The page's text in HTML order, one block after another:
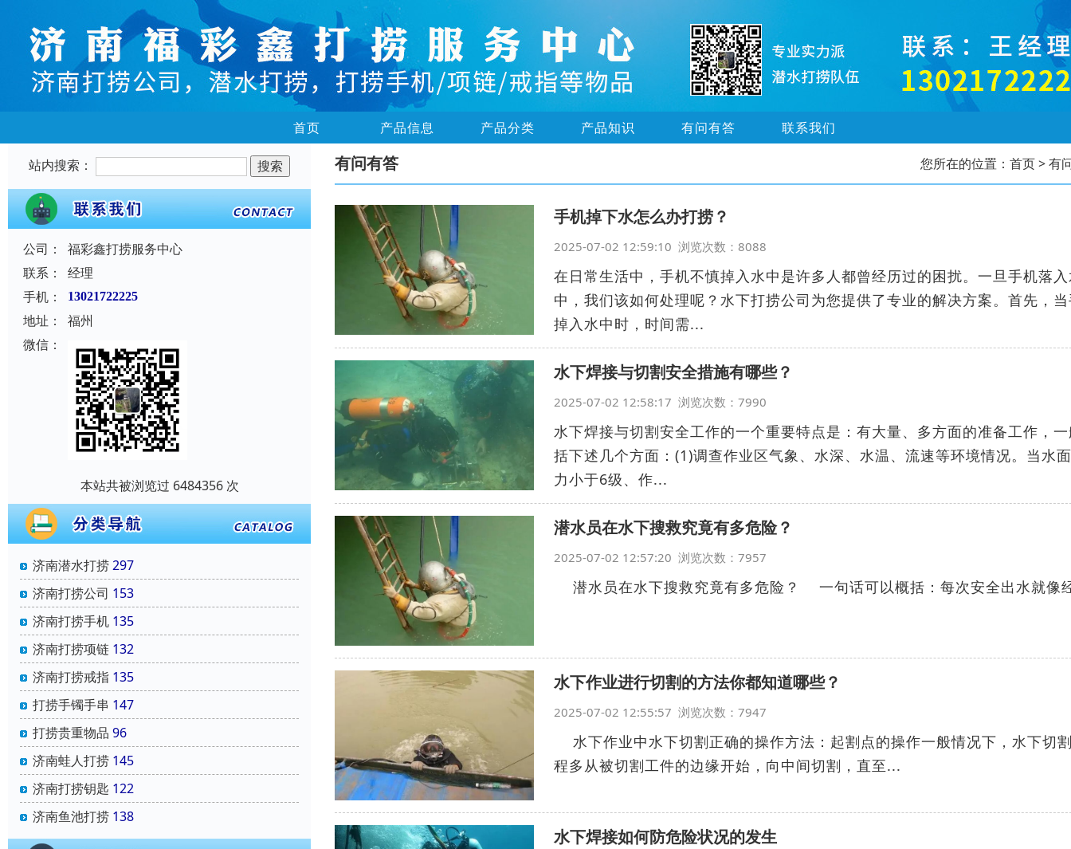
首页 产品信息 产品分类 产品知识 有问有答 联系我们
站内搜索：
公司：
福彩鑫打捞服务中心
联系：
经理
手机：
13021722225
地址：
福州
微信：
本站共被浏览过 6484356 次
济南潜水打捞297
济南打捞公司 153
济南打捞手机 135
济南打捞项链 132
济南打捞戒指 135
打捞手镯手串 147
打捞贵重物品 96
济南蛙人打捞 145
济南打捞钥匙 122
济南鱼池打捞 138
有问有答 您所在的位置： 首页> 有
手机掉下水怎么办打捞？
2025-07-02 12:59:10 浏览次数：8088
在日常生活中，手机不慎掉入水中是许多人都曾经历过的困扰。一旦手机落
中，我们该如何处理呢？水下打捞公司为您提供了专业的解决方案。首先，
掉入水中时，时间需...
水下焊接与切割安全措施有哪些？
2025-07-02 12:58:17 浏览次数：7990
水下焊接与切割安全工作的一个重要特点是：有大量、多方面的准备工作，
括下述几个方面：(1)调查作业区气象、水深、水温、流速等环境情况。当水
力小于6级、作...
潜水员在水下搜救究竟有多危险？
2025-07-02 12:57:20 浏览次数：7957
潜水员在水下搜救究竟有多危险？ 一句话可以概括：每次安全出水就像
水下作业进行切割的方法你都知道哪些？
2025-07-02 12:55:57 浏览次数：7947
水下作业中水下切割正确的操作方法：起割点的操作一般情况下，水下切
程多从被切割工件的边缘开始，向中间切割，直至...
水下焊接如何防危险状况的发生